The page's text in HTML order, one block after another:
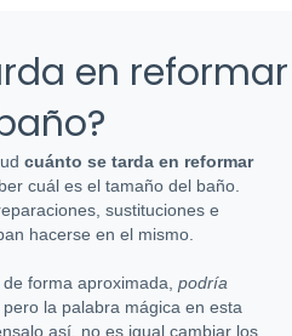
en reformar
cuánto se tarda en reformar
cuál es el tamaño del baño.
sustituciones e
hacerse en el mismo.
forma aproximada, podría
, pero la palabra mágica en esta
así, no es igual cambiar los